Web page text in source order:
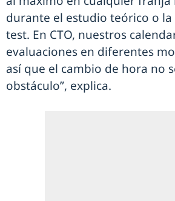
durante el estudio teórico o la
test. En CTO, nuestros
evaluaciones en diferentes
así que el cambio de hora no
obstáculo”, explica.